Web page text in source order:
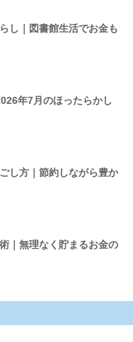
し｜図書館生活でお金も
年7月のほったらかし
し方｜節約しながら豊か
｜無理なく貯まるお金の